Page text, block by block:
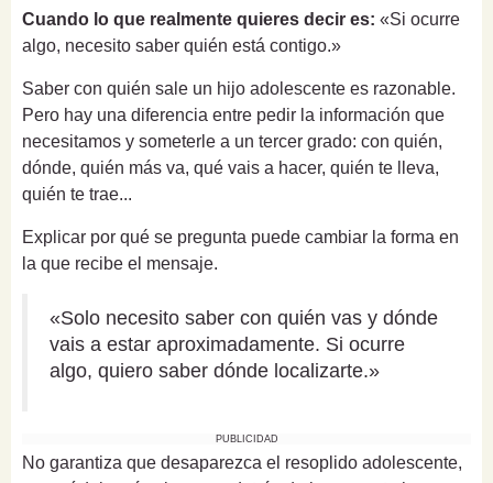
Cuando lo que realmente quieres decir es: «Si ocurre
algo, necesito saber quién está contigo.»
Saber con quién sale un hijo adolescente es razonable.
Pero hay una diferencia entre pedir la información que
necesitamos y someterle a un tercer grado: con quién,
dónde, quién más va, qué vais a hacer, quién te lleva,
quién te trae...
Explicar por qué se pregunta puede cambiar la forma en
la que recibe el mensaje.
«Solo necesito saber con quién vas y dónde
vais a estar aproximadamente. Si ocurre
algo, quiero saber dónde localizarte.»
PUBLICIDAD
No garantiza que desaparezca el resoplido adolescente,